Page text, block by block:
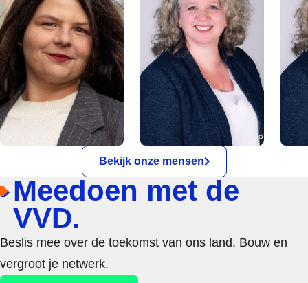
Bekijk onze mensen
Meedoen met de
VVD.
Beslis mee over de toekomst van ons land. Bouw en
vergroot je netwerk.